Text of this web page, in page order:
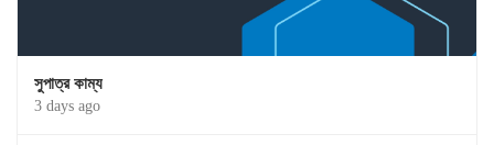
সুপাত্র কাম্য
3 days ago